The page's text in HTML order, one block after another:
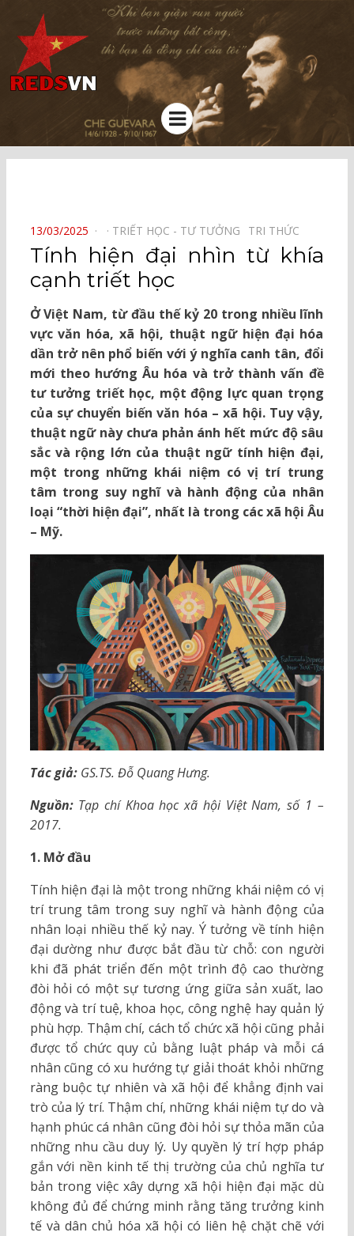
Kênh chia sẻ tri thức cộng đồng
Menu
POSTED
ON
13/03/2025 TRIẾT HỌC - TƯ TƯỞNG⠀ TRI THỨC⠀
Tính hiện đại nhìn từ khía
cạnh triết học
Ở Việt Nam, từ đầu thế kỷ 20 trong nhiều lĩnh
vực văn hóa, xã hội, thuật ngữ hiện đại hóa
dần trở nên phổ biến với ý nghĩa canh tân, đổi
mới theo hướng Âu hóa và trở thành vấn đề
tư tưởng triết học, một động lực quan trọng
của sự chuyển biến văn hóa – xã hội. Tuy vậy,
thuật ngữ này chưa phản ánh hết mức độ sâu
sắc và rộng lớn của thuật ngữ tính hiện đại,
một trong những khái niệm có vị trí trung
tâm trong suy nghĩ và hành động của nhân
loại “thời hiện đại”, nhất là trong các xã hội Âu
– Mỹ.
Tác giả:GS.TS. Đỗ Quang Hưng.
Nguồn:Tạp chí Khoa học xã hội Việt Nam, số 1 –
2017.
1. Mở đầu
Tính hiện đại là một trong những khái niệm có vị
trí trung tâm trong suy nghĩ và hành động của
nhân loại nhiều thế kỷ nay. Ý tưởng về tính hiện
đại dường như được bắt đầu từ chỗ: con người
khi đã phát triển đến một trình độ cao thường
đòi hỏi có một sự tương ứng giữa sản xuất, lao
động và trí tuệ, khoa học, công nghệ hay quản lý
phù hợp. Thậm chí, cách tổ chức xã hội cũng phải
được tổ chức quy củ bằng luật pháp và mỗi cá
nhân cũng có xu hướng tự giải thoát khỏi những
ràng buộc tự nhiên và xã hội để khẳng định vai
trò của lý trí. Thậm chí, những khái niệm tự do và
hạnh phúc cá nhân cũng đòi hỏi sự thỏa mãn của
những nhu cầu duy lý. Uy quyền lý trí hợp pháp
gắn với nền kinh tế thị trường của chủ nghĩa tư
bản trong việc xây dựng xã hội hiện đại mặc dù
không đủ để chứng minh rằng tăng trưởng kinh
tế và dân chủ hóa xã hội có liên hệ chặt chẽ với